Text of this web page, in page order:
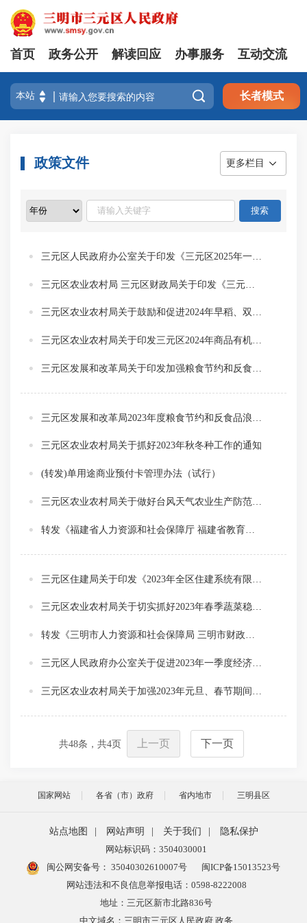
首页 政务公开 解读回应 办事服务 互动交流
 长者模式
政策文件 更多栏目
三元区农业农村局关于鼓励和促进2024年早稻、双季稻生产的通知
三元区农业农村局关于印发三元区2024年商品有机肥示范推广项目实施方案的通知
三元区农业农村局关于抓好2023年秋冬种工作的通知
(转发)单用途商业预付卡管理办法（试行）
三元区农业农村局关于做好台风天气农业生产防范应对工作的通知
三元区农业农村局关于切实抓好2023年春季蔬菜稳产保供工作的通知
转发《三明市人力资源和社会保障局 三明市财政局关于实施2023年春节期间稳工稳产促就业九条措施的通知》
共48条，共4页 上一页 下一页
国家网站 各省（市）政府 省内地市 三明县区
站点地图 | 网站声明 | 关于我们 |
隐私保护
网站标识码：3504030001
闽公网安备号： 35040302610007号
闽ICP备15013523号
网站违法和不良信息举报电话：0598-8222008
地址：三元区新市北路836号
中文域名：三明市三元区人民政府.政务